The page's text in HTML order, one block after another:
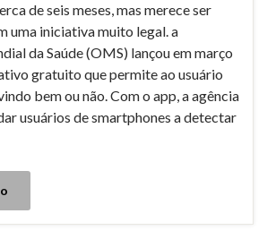
de seis meses, mas merece ser
uma iniciativa muito legal. a
da Saúde (OMS) lançou em março
gratuito que permite ao usuário
bem ou não. Com o app, a agência
usuários de smartphones a detectar